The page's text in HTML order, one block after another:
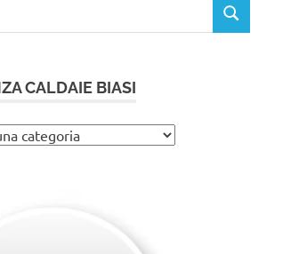
CERCA
CALDAIE BIASI